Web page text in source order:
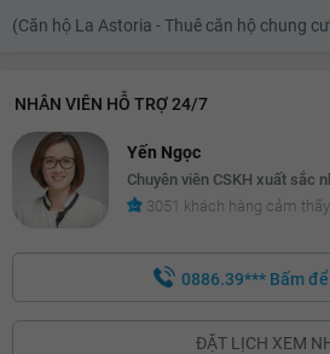
(Căn hộ La Astoria - Thuê căn hộ chung
NHÂN VIÊN HỖ TRỢ 24/7
Yến Ngọc
Chuyên viên CSKH xuất sắc
3051 khách hàng cảm
0886.39*** Bấm
ĐẶT LỊCH XEM